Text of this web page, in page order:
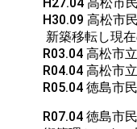
H30.09 高松市
R03.04 高松市
R04.04 高松市
R05.04 徳島市
R07.04 徳島市